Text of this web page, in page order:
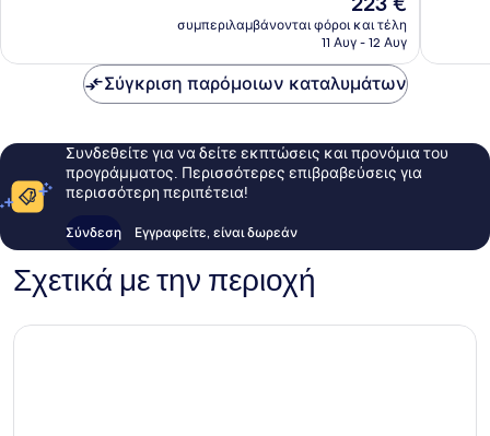
τιμή
είναι
συμπεριλαμβάνονται φόροι και τέλη
11 Αυγ - 12 Αυγ
Σύγκριση παρόμοιων καταλυμάτων
Συνδεθείτε για να δείτε εκπτώσεις και προνόμια του
προγράμματος. Περισσότερες επιβραβεύσεις για
περισσότερη περιπέτεια!
Σύνδεση Εγγραφείτε, είναι δωρεάν
Σχετικά με την περιοχή